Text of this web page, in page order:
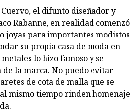
Cuervo, el difunto diseñador y
Rabanne, en realidad comenzó
joyas para importantes modistos
su propia casa de moda en
lo hizo famoso y se
la marca. No puedo evitar
de cota de malla que se
mismo tiempo rinden homenaje